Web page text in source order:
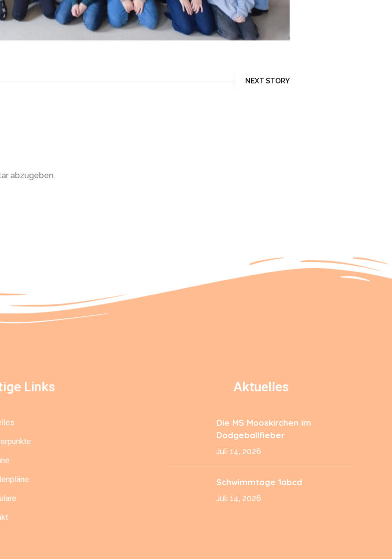
NEXT STORY
abzugeben.
Links Aktuelles
Die MS Mooskirchen im
Dodgeballfieber
Juli 14, 2026
Schwimmtage 1abcd
Juli 14, 2026